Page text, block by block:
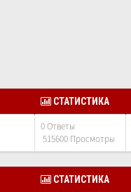
СТАТИСТИКА
0 Ответы
515600 Просмотры
СТАТИСТИКА